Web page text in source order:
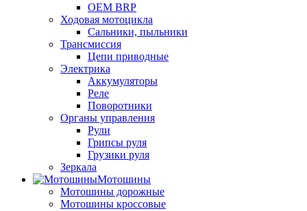
OEM BRP
Ходовая мотоцикла
Сальники, пыльники
Трансмиссия
Цепи приводные
Электрика
Аккумуляторы
Реле
Поворотники
Органы управления
Рули
Грипсы руля
Грузики руля
Зеркала
Мотошины
Мотошины дорожные
Мотошины кроссовые